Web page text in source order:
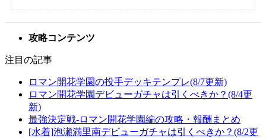
攻略コンテンツ
注目の記事
ロマン開花学園の投手デッキテンプレ(8/7更新)
ロマン開花学園デビューガチャは引くべきか？(8/4更
新)
最強決定戦-ロマン開花学園編の攻略・報酬まとめ
[水着]泡瀬満里南デビューガチャは引くべきか？(8/2更